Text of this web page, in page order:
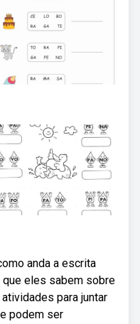
anda a escrita
eles sabem sobre
para juntar
podem ser